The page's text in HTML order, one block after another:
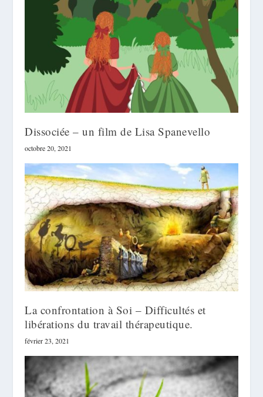
Dissociée – un film de Lisa Spanevello
octobre 20, 2021
La confrontation à Soi – Difficultés et
libérations du travail thérapeutique.
février 23, 2021